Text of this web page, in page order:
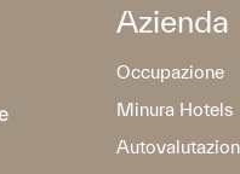
Azienda
Occupazione
Minura Hotels